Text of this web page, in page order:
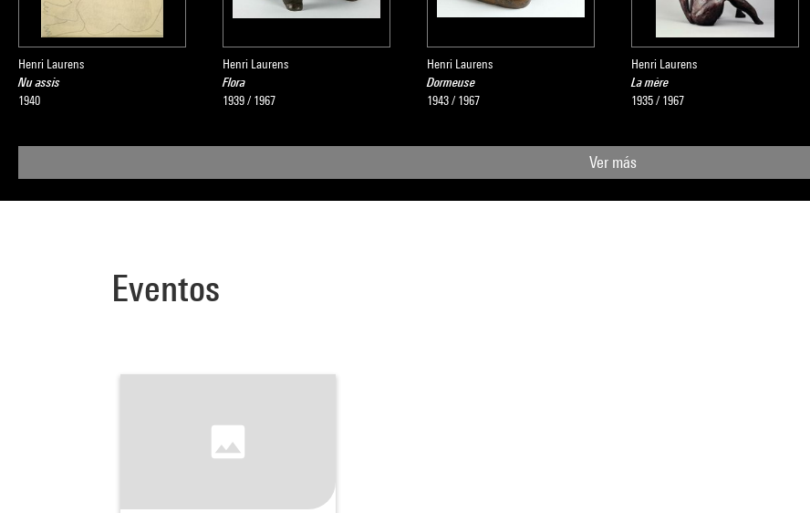
Henri Laurens
Nu assis
1940
Henri Laurens
Flora
1939 / 1967
Henri Laurens
Dormeuse
1943 / 1967
Henri Laurens
La mère
1935 / 1967
Ver más
Eventos